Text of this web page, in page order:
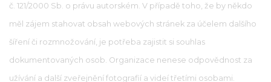
č. 121/2000 Sb. o právu autorském. V případě toho, že by někdo
měl zájem stahovat obsah webových stránek za účelem dalšího
šíření či rozmnožování, je potřeba zajistit si souhlas
dokumentovaných osob. Organizace nenese odpovědnost za
užívání a další zveřejnění fotografií a videí třetími osobami.